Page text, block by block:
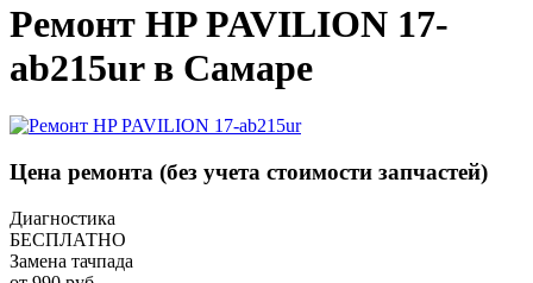
Ремонт HP PAVILION 17-
ab215ur в Самаре
Цена ремонта (без учета стоимости запчастей)
Диагностика
БЕСПЛАТНО
Замена тачпада